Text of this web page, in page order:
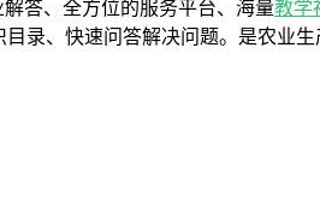
答、全方位的服务平台、海量教学
录、快速问答解决问题。是农业生